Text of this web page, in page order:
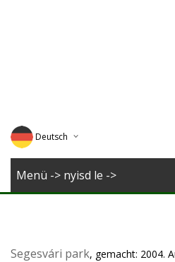
Deutsch
English
Menü -> nyisd le ->
Segesvári park, gemacht: 2004.